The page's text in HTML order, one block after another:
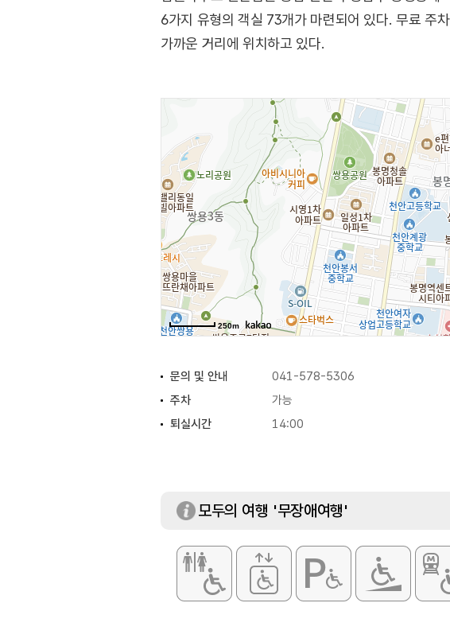
6가지 유형의 객실 73개가 마련되어 있다. 무료 주
가까운 거리에 위치하고 있다.
250m
문의 및 안내 041-578-5306
주차
가능
퇴실시간
14:00
모두의 여행 '무장애여행'